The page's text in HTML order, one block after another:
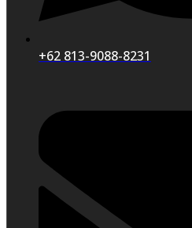
+62 813-9088-8231